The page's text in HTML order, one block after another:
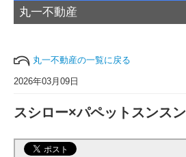
土地情報
丸一不動産
丸一不動産の一覧に戻る
2026年03月09日
スシロー×パペットスンスン